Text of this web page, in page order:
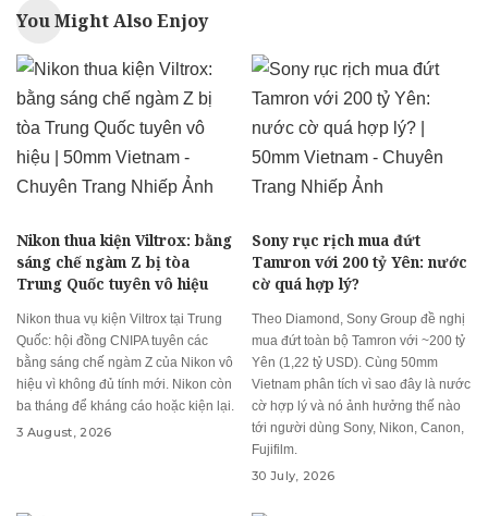
You Might Also Enjoy
Nikon thua kiện Viltrox: bằng
sáng chế ngàm Z bị tòa
Trung Quốc tuyên vô hiệu
Nikon thua vụ kiện Viltrox tại Trung
Quốc: hội đồng CNIPA tuyên các
bằng sáng chế ngàm Z của Nikon vô
hiệu vì không đủ tính mới. Nikon còn
ba tháng để kháng cáo hoặc kiện lại.
3 August, 2026
Sony rục rịch mua đứt
Tamron với 200 tỷ Yên: nước
cờ quá hợp lý?
Theo Diamond, Sony Group đề nghị
mua đứt toàn bộ Tamron với ~200 tỷ
Yên (1,22 tỷ USD). Cùng 50mm
Vietnam phân tích vì sao đây là nước
cờ hợp lý và nó ảnh hưởng thế nào
tới người dùng Sony, Nikon, Canon,
Fujifilm.
30 July, 2026